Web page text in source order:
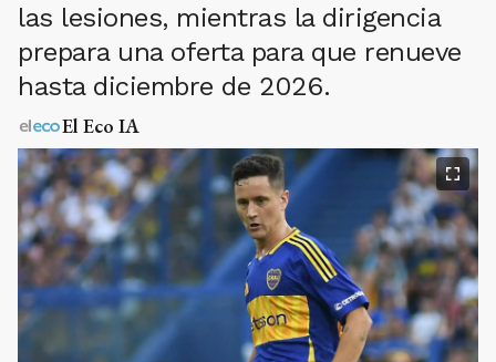
las lesiones, mientras la dirigencia
prepara una oferta para que renueve
hasta diciembre de 2026.
El Eco IA